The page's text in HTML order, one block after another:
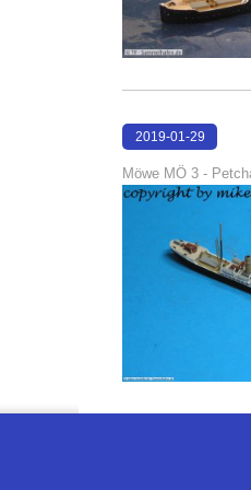
2019-01-29
17:31:16
Möwe MÖ 3 -